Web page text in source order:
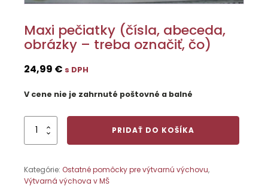
Maxi pečiatky (čísla, abeceda,
obrázky – treba označiť, čo)
24,99 € s DPH
V cene nie je zahrnuté poštovné a balné
množstvo
abeceda,
obrázky
PRIDAŤ DO KOŠÍKA
Kategórie: Ostatné pomôcky pre výtvarnú výchovu,
Výtvarná výchova v MŠ